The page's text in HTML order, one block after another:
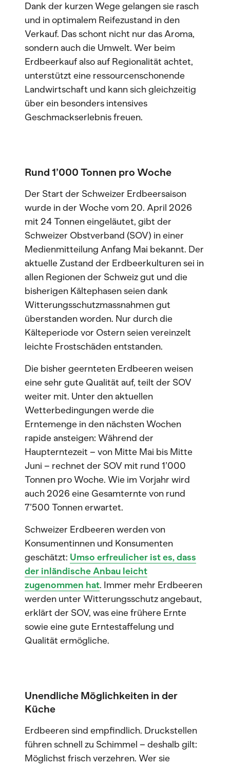
Dank der kurzen Wege gelangen sie rasch
und in optimalem Reifezustand in den
Verkauf. Das schont nicht nur das Aroma,
sondern auch die Umwelt. Wer beim
Erdbeerkauf also auf Regionalität achtet,
unterstützt eine ressourcenschonende
Landwirtschaft und kann sich gleichzeitig
über ein besonders intensives
Geschmackserlebnis freuen.
Rund 1’000 Tonnen pro Woche
Der Start der Schweizer Erdbeersaison
wurde in der Woche vom 20. April 2026
mit 24 Tonnen eingeläutet, gibt der
Schweizer Obstverband (SOV) in einer
Medienmitteilung Anfang Mai bekannt. Der
aktuelle Zustand der Erdbeerkulturen sei in
allen Regionen der Schweiz gut und die
bisherigen Kältephasen seien dank
Witterungsschutzmassnahmen gut
überstanden worden. Nur durch die
Kälteperiode vor Ostern seien vereinzelt
leichte Frostschäden entstanden.
Die bisher geernteten Erdbeeren weisen
eine sehr gute Qualität auf, teilt der SOV
weiter mit. Unter den aktuellen
Wetterbedingungen werde die
Erntemenge in den nächsten Wochen
rapide ansteigen: Während der
Haupterntezeit – von Mitte Mai bis Mitte
Juni – rechnet der SOV mit rund 1’000
Tonnen pro Woche. Wie im Vorjahr wird
auch 2026 eine Gesamternte von rund
7’500 Tonnen erwartet.
Schweizer Erdbeeren werden von
Konsumentinnen und Konsumenten
geschätzt: Umso erfreulicher ist es, dass
der inländische Anbau leicht
zugenommen hat. Immer mehr Erdbeeren
werden unter Witterungsschutz angebaut,
erklärt der SOV, was eine frühere Ernte
sowie eine gute Erntestaffelung und
Qualität ermögliche.
Unendliche Möglichkeiten in der
Küche
Erdbeeren sind empfindlich. Druckstellen
führen schnell zu Schimmel – deshalb gilt:
Möglichst frisch verzehren. Wer sie